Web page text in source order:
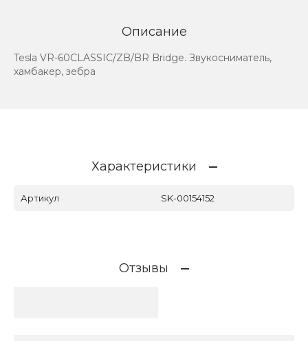
Описание
Tesla VR-60CLASSIC/ZB/BR Bridge. Звукосниматель,
хамбакер, зебра
Характеристики
Артикул SK-00154152
Отзывы